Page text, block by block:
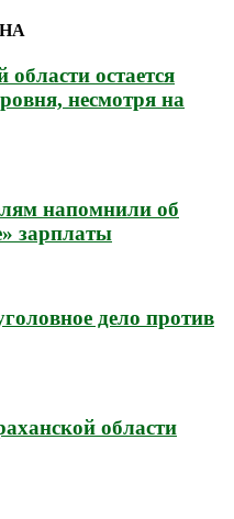
остается
несмотря на
напомнили об
зарплаты
дело против
области